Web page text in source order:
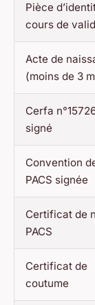
Pièce
cours de
Acte de
(moins de 3
Cerfa
signé
Convention
PACS signée
Certificat de
PACS
Certificat de
coutume